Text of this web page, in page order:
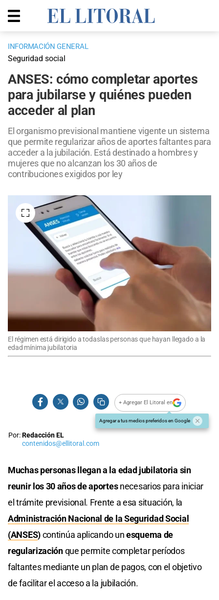
INFORMACIÓN GENERAL
Seguridad social
ANSES: cómo completar aportes
para jubilarse y quiénes pueden
acceder al plan
El organismo previsional mantiene vigente un sistema
que permite regularizar años de aportes faltantes para
acceder a la jubilación. Está destinado a hombres y
mujeres que no alcanzan los 30 años de
contribuciones exigidos por ley
El régimen está dirigido a todaslas personas que hayan llegado a la
edad mínima jubilatoria
+ Agregar El Litoral en
Agregar a tus medios preferidos en Google
Por:Redacción EL
contenidos@ellitoral.com
Muchas personas llegan a la edad jubilatoria sin
reunir los 30 años de aportesnecesarios para iniciar
el trámite previsional. Frente a esa situación, la
Administración Nacional de la Seguridad Social
(ANSES)continúa aplicando unesquema de
regularizaciónque permite completar períodos
faltantes mediante un plan de pagos, con el objetivo
de facilitar el acceso a la jubilación.